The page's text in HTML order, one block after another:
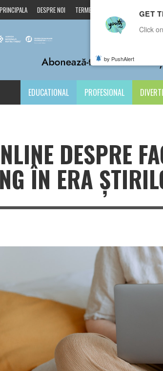
PRINCIPALA DESPRE NOI TERMENI ȘI CONDIȚII CONTACTE
EDUCATIONAL PROFESIONAL
DESPRE
ÎN ERA
GET
Click
by PushAlert